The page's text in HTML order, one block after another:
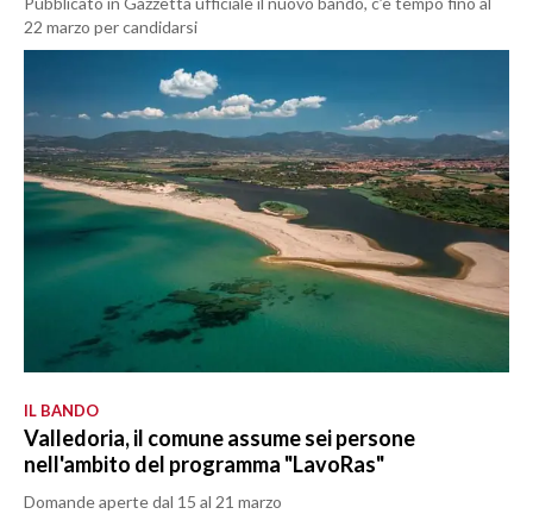
22 marzo per candidarsi
IL BANDO
Valledoria, il comune assume sei persone
nell'ambito del programma "LavoRas"
Domande aperte dal 15 al 21 marzo